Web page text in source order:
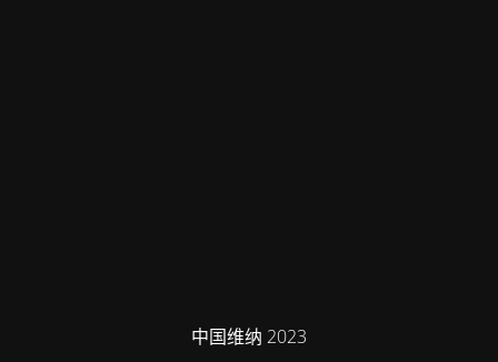
中国维纳 2023